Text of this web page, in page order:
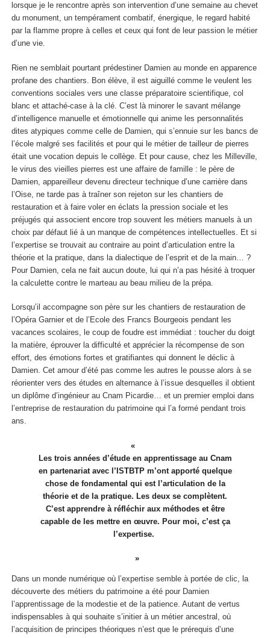
lorsque je le rencontre après son intervention d’une semaine au chevet
du monument, un tempérament combatif, énergique, le regard habité
par la flamme propre à celles et ceux qui font de leur passion le métier
d’une vie.
Rien ne semblait pourtant prédestiner Damien au monde en apparence
profane des chantiers. Bon élève, il est aiguillé comme le veulent les
conventions sociales vers une classe préparatoire scientifique, col
blanc et attaché-case à la clé. C’est là minorer le savant mélange
d’intelligence manuelle et émotionnelle qui anime les personnalités
dites atypiques comme celle de Damien, qui s’ennuie sur les bancs de
l’école malgré ses facilités et pour qui le métier de tailleur de pierres
était une vocation depuis le collège. Et pour cause, chez les Milleville,
le virus des vieilles pierres est une affaire de famille : le père de
Damien, appareilleur devenu directeur technique d’une carrière dans
l’Oise, ne tarde pas à traîner son rejeton sur les chantiers de
restauration et à faire voler en éclats la pression sociale et les
préjugés qui associent encore trop souvent les métiers manuels à un
choix par défaut lié à un manque de compétences intellectuelles. Et si
l’expertise se trouvait au contraire au point d’articulation entre la
théorie et la pratique, dans la dialectique de l’esprit et de la main… ?
Pour Damien, cela ne fait aucun doute, lui qui n’a pas hésité à troquer
la calculette contre le marteau au beau milieu de la prépa.
Lorsqu’il accompagne son père sur les chantiers de restauration de
l’Opéra Garnier et de l’Ecole des Francs Bourgeois pendant les
vacances scolaires, le coup de foudre est immédiat : toucher du doigt
la matière, éprouver la difficulté et apprécier la récompense de son
effort, des émotions fortes et gratifiantes qui donnent le déclic à
Damien. Cet amour d’été pas comme les autres le pousse alors à se
réorienter vers des études en alternance à l’issue desquelles il obtient
un diplôme d’ingénieur au Cnam Picardie… et un premier emploi dans
l’entreprise de restauration du patrimoine qui l’a formé pendant trois
ans.
Les trois années d’étude en apprentissage au Cnam
en partenariat avec l’ISTBTPm’ont apporté quelque
chose de fondamental qui est l’articulation de la
théorie et de la pratique. Les deux se complètent.
C’est apprendre à réfléchir aux méthodes et être
capable de les mettre en œuvre. Pour moi, c’est ça
l’expertise.
Dans un monde numérique où l’expertise semble à portée de clic, la
découverte des métiers du patrimoine a été pour Damien
l’apprentissage de la modestie et de la patience. Autant de vertus
indispensables à qui souhaite s’initier à un métier ancestral, où
l’acquisition de principes théoriques n’est que le prérequis d’une